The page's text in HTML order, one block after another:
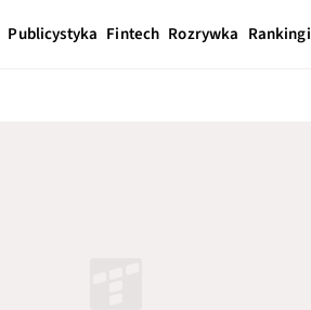
Publicystyka Fintech Rozrywka Rankingi